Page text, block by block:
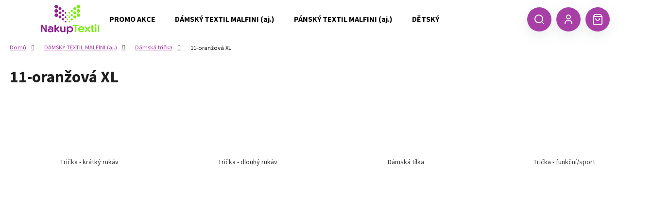
PROMO AKCE DÁMSKÝ TEXTIL MALFINI (aj.) PÁNSKÝ TEXTIL MALFINI (aj.) DĚTSKÝ TEXTIL MALFINI (aj.) ČEPICE, KŠILTOVKY, ŠÁTKY A
Hledat Nákupní
Domů DÁMSKÝ TEXTIL MALFINI (aj.) Dámská trička 11-oranžová XL
11-oranžová XL
Trička - krátký rukáv Trička - dlouhý rukáv Dámská tílka Trička - funkční/sport
Zpět
obchodu
Zpět
obchodu